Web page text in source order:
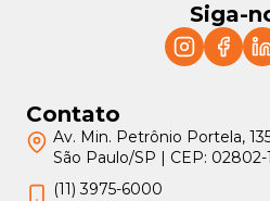
Siga-
Contato
Av. Min. Petrônio Portela,
São Paulo/SP | CEP: 02802-
(11) 3975-6000